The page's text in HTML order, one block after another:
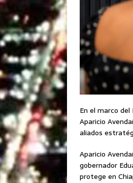
En el marco
Aparicio
aliados
Aparicio
gobernador
protege en